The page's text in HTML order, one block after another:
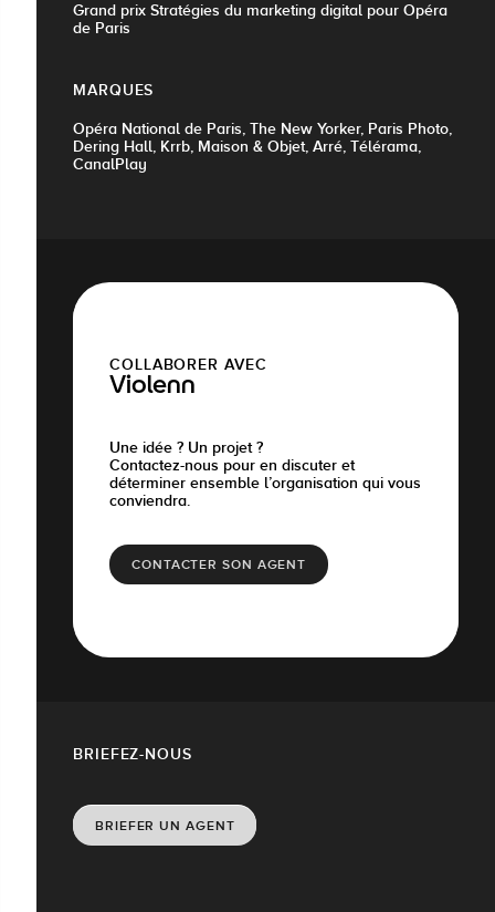
Grand prix Stratégies du marketing digital pour Opéra
de Paris
MARQUES
Opéra National de Paris, The New Yorker, Paris Photo,
Dering Hall, Krrb, Maison & Objet, Arré, Télérama,
CanalPlay
COLLABORER AVEC
Violenn
Une idée ? Un projet ?
Contactez-nous pour en discuter et
déterminer ensemble l’organisation qui vous
conviendra.
CONTACTER SON AGENT
BRIEFEZ-NOUS
BRIEFER UN AGENT